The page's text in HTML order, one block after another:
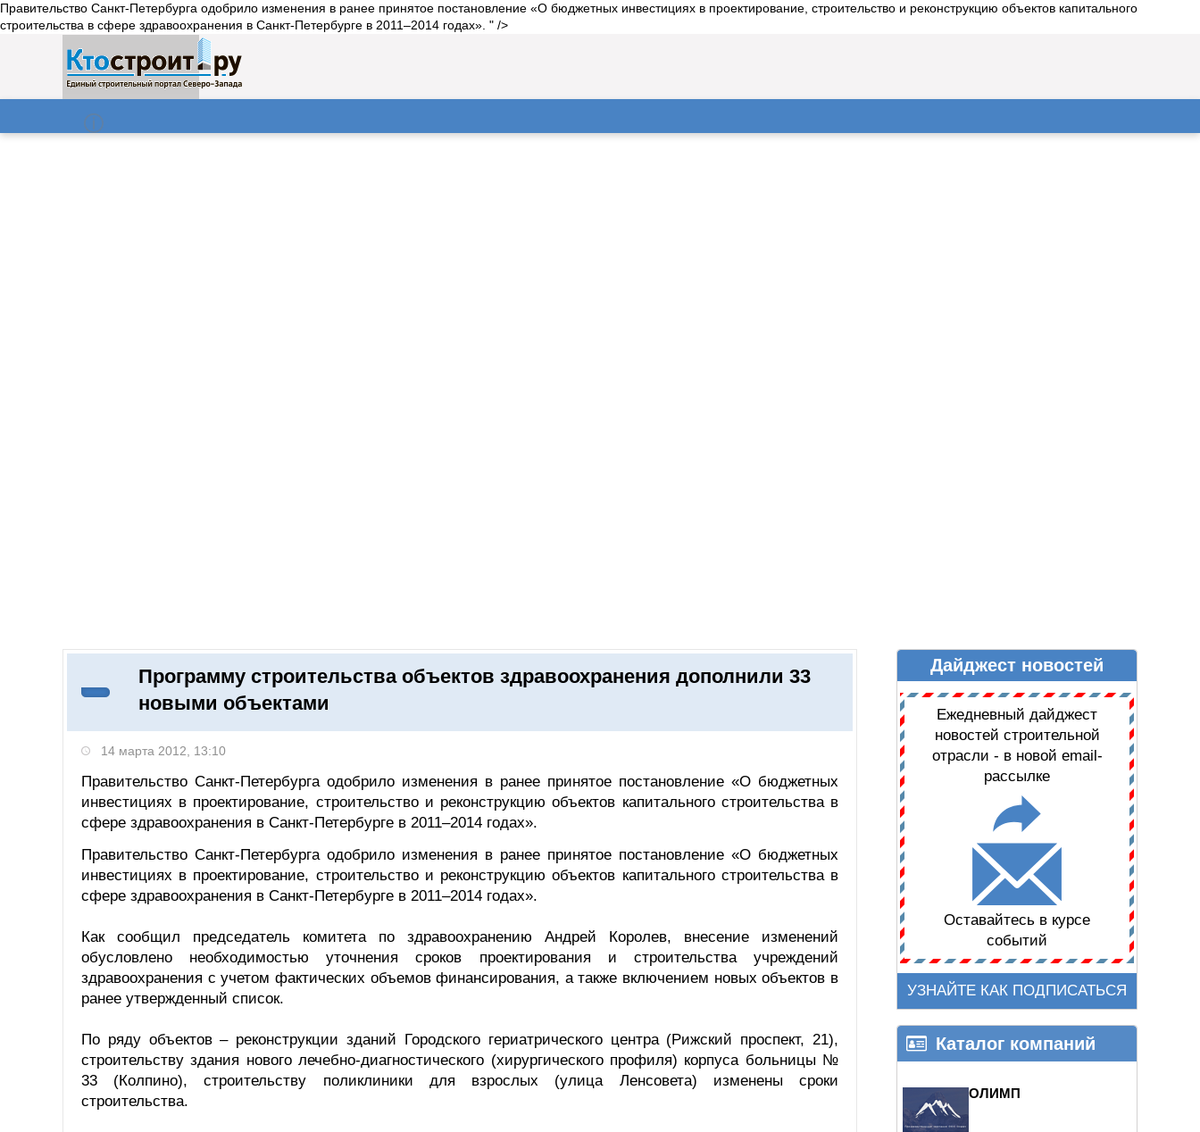
Правительство Санкт-Петербурга одобрило изменения в ранее принятое постановление «О бюджетных инвестициях в проектирование, строительство и реконструкцию объектов капитального
строительства в сфере здравоохранения в Санкт-Петербурге в 2011–2014 годах». " />
Поиск
ДАЙДЖЕСТ НОВОСТЕЙ
Программу строительства объектов здравоохранения дополнили 33
новыми объектами
14 марта 2012, 13:10
Правительство Санкт-Петербурга одобрило изменения в ранее принятое постановление «О бюджетных
инвестициях в проектирование, строительство и реконструкцию объектов капитального строительства в
сфере здравоохранения в Санкт-Петербурге в 2011–2014 годах».
Правительство Санкт-Петербурга одобрило изменения в ранее принятое постановление «О бюджетных
инвестициях в проектирование, строительство и реконструкцию объектов капитального строительства в
сфере здравоохранения в Санкт-Петербурге в 2011–2014 годах».
Как сообщил председатель комитета по здравоохранению Андрей Королев, внесение изменений
обусловлено необходимостью уточнения сроков проектирования и строительства учреждений
здравоохранения с учетом фактических объемов финансирования, а также включением новых объектов в
ранее утвержденный список.
По ряду объектов – реконструкции зданий Городского гериатрического центра (Рижский проспект, 21),
строительству здания нового лечебно-диагностического (хирургического профиля) корпуса больницы №
33 (Колпино), строительству поликлиники для взрослых (улица Ленсовета) изменены сроки
строительства.
Дайджест новостей
Ежедневный дайджест
новостей строительной
отрасли - в новой email-
рассылке
Оставайтесь в курсе
событий
УЗНАЙТЕ КАК ПОДПИСАТЬСЯ
Каталог компаний
ОЛИМП